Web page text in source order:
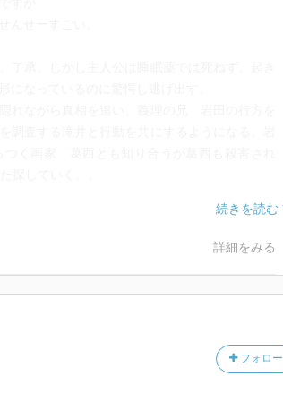
それは雪乃が岩田の昔の彼女を殺害しておりそ
た。岩田の行方が分からない二人は、雪乃に罠
んだはずの朝永だった！ 雪乃は岩田を殺して
詳細をみる
フォロー